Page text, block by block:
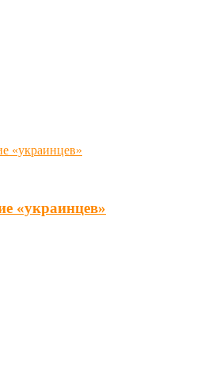
«украинцев»